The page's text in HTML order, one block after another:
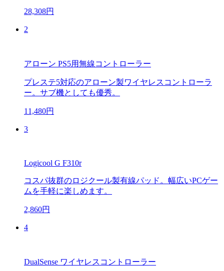
28,308円
2
アローン PS5用無線コントローラー
プレステ5対応のアローン製ワイヤレスコントローラ
ー。サブ機としても優秀。
11,480円
3
Logicool G F310r
コスパ抜群のロジクール製有線パッド。幅広いPCゲー
ムを手軽に楽しめます。
2,860円
4
DualSense ワイヤレスコントローラー